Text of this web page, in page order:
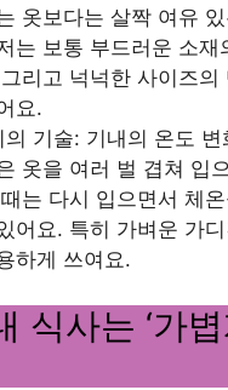
옷보다는 살짝 여유
는 보통 부드러운 소재
리고 넉넉한 사이즈의
요.
기술: 기내의 온도
옷을 여러 벌 겹쳐 입
는 다시 입으면서 체
어요. 특히 가벼운 가
하게 쓰여요.
식사는 ‘가